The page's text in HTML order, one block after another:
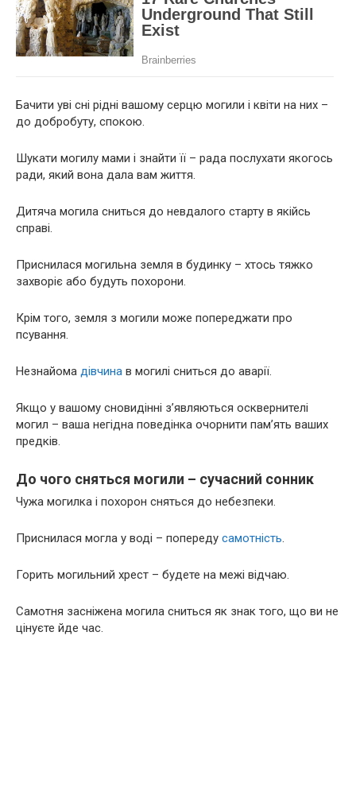
Бачити уві сні рідні вашому серцю могили і квіти на них –
до добробуту, спокою.
Шукати могилу мами і знайти її – рада послухати якогось
ради, який вона дала вам життя.
Дитяча могила сниться до невдалого старту в якійсь
справі.
Приснилася могильна земля в будинку – хтось тяжко
захворіє або будуть похорони.
Крім того, земля з могили може попереджати про
псування.
Незнайома дівчина в могилі сниться до аварії.
Якщо у вашому сновидінні з’являються осквернителі
могил – ваша негідна поведінка очорнити пам’ять ваших
предків.
До чого сняться могили – сучасний сонник
Чужа могилка і похорон сняться до небезпеки.
Приснилася могла у воді – попереду самотність.
Горить могильний хрест – будете на межі відчаю.
Самотня засніжена могила сниться як знак того, що ви не
цінуєте йде час.